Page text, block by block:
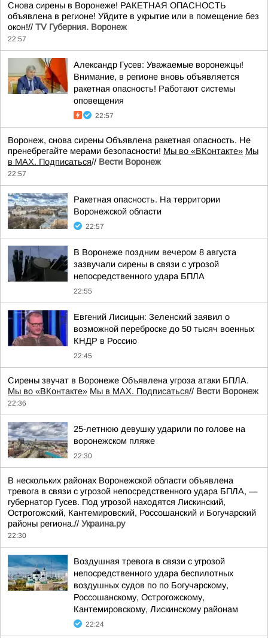
Снова сирены в Воронеже! РАКЕТНАЯ ОПАСНОСТЬ
объявлена в регионе! Уйдите в укрытие или в помещение без
окон!// TV Губерния. Воронеж
22:57
Александр Гусев: Уважаемые воронежцы!
Внимание, в регионе вновь объявляется
ракетная опасность! Работают системы
оповещения
22:57
Воронеж, снова сирены Объявлена ракетная опасность. Не
пренебрегайте мерами безопасности! Мы во «ВКонтакте» Мы
в MAX. Подписаться// Вести Воронеж
22:57
Ракетная опасность. На территории
Воронежской области
22:57
В Воронеже поздним вечером 8 августа
зазвучали сирены в связи с угрозой
непосредственного удара БПЛА
22:55
Евгений Лисицын: Зеленский заявил о
возможной переброске до 50 тысяч военных
КНДР в Россию
22:45
Сирены звучат в Воронеже Объявлена угроза атаки БПЛА.
Мы во «ВКонтакте» Мы в MAX. Подписаться// Вести Воронеж
22:36
25-летнюю девушку ударили по голове на
воронежском пляже
22:30
В нескольких районах Воронежской области объявлена
тревога в связи с угрозой непосредственного удара БПЛА, —
губернатор Гусев. Под угрозой находятся Лискинский,
Острогожский, Кантемировский, Россошанский и Богучарский
районы региона.// Украина.ру
22:30
Воздушная тревога в связи с угрозой
непосредственного удара беспилотных
воздушных судов по по Богучарскому,
Россошанскому, Острогожскому,
Кантемировскому, Лискинскому районам
22:24